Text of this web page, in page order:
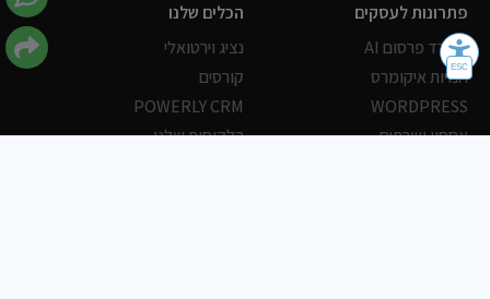
פתרונות לעסקים
משרד פרסום AI
חנויות איקומרס
WORDPRESS
אחסון ושרתים
הכלים שלנו
נציג וירטואלי
קורסים
POWERLY CRM
הלקוחות שלנו